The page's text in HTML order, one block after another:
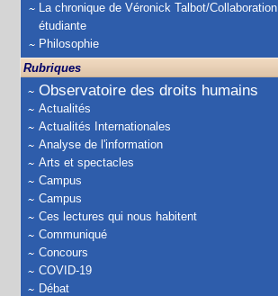
La chronique de Véronick Talbot/Collaboration
étudiante
Philosophie
Rubriques
Observatoire des droits humains
Actualités
Actualités Internationales
Analyse de l'information
Arts et spectacles
Campus
Campus
Ces lectures qui nous habitent
Communiqué
Concours
COVID-19
Débat